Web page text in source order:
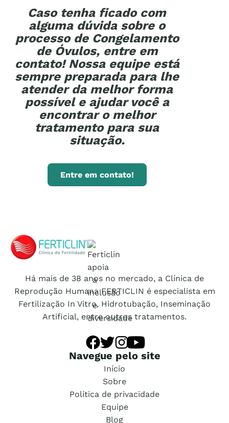
Caso tenha ficado com
alguma dúvida sobre o
processo de Congelamento
de Óvulos, entre em
contato! Nossa equipe está
sempre preparada para lhe
atender da melhor forma
possível e ajudar você a
encontrar o melhor
tratamento para sua
situação.
Entre em contato!
Logo Ferticlin - ir para a página inicial do site
Há mais de 38 anos no mercado, a Clínica de
Reprodução Humana FERTICLIN é especialista em
Fertilização In Vitro, Hidrotubação, Inseminação
Artificial, entre outros tratamentos.
Navegue pelo site
Início
Sobre
Política de privacidade
Equipe
Blog